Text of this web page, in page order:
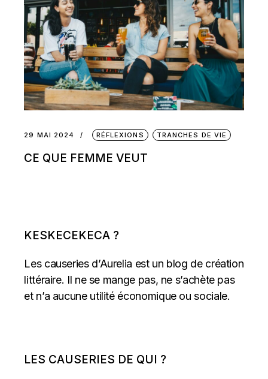
29 MAI 2024 RÉFLEXIONS TRANCHES DE VIE
CE QUE FEMME VEUT
KESKECEKECA ?
Les causeries d’Aurelia est un blog de création
littéraire. Il ne se mange pas, ne s’achète pas
et n’a aucune utilité économique ou sociale.
LES CAUSERIES DE QUI ?